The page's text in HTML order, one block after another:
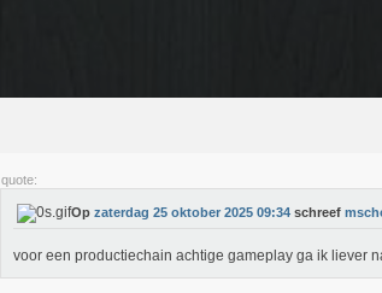
quote:
Op zaterdag 25 oktober 2025 09:34 schreef
voor een productiechain achtige gameplay ga ik liever